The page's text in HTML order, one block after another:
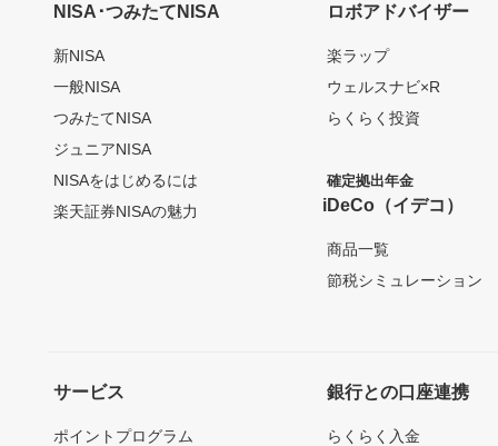
NISA･つみたてNISA
新NISA
一般NISA
つみたてNISA
ジュニアNISA
NISAをはじめるには
楽天証券NISAの魅力
ロボアドバイザー
楽ラップ
ウェルスナビ×R
らくらく投資
確定拠出年金
iDeCo（イデコ）
商品一覧
節税シミュレーション
サービス
ポイントプログラム
銀行との口座連携
らくらく入金